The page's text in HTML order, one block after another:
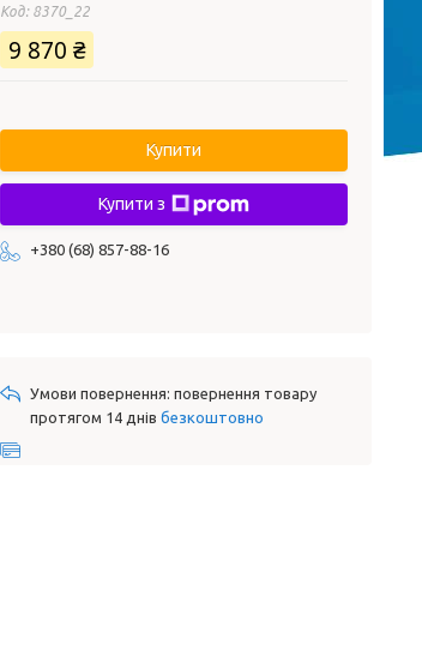
Код: 8370_22
9 870 ₴
Купити
Купити з
+380 (68) 857-88-16
повернення товару
протягом 14 днів безкоштовно